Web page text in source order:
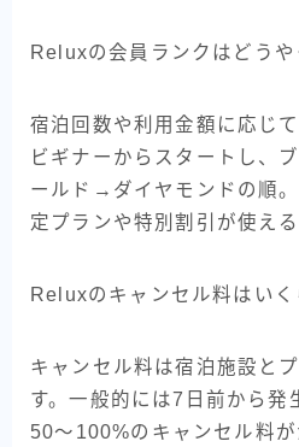
Reluxの会員ランクはどうや
宿泊回数や利用金額に応じ
ビギナーからスタートし、
ールド→ダイヤモンドの順
定プランや特別割引が使え
Reluxのキャンセル料はいく
キャンセル料は宿泊施設と
す。一般的には7日前から発
50〜100%のキャンセル料